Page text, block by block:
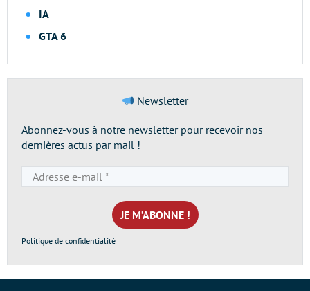
IA
GTA 6
Newsletter
Abonnez-vous à notre newsletter pour recevoir nos
dernières actus par mail !
e-
mail
*
Politique de confidentialité